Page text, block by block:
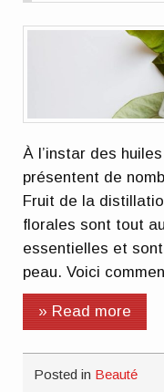
À l’instar des
présentent de
Fruit de la
florales sont tout
essentielles et
peau. Voici
» Read more
Posted in Beauté